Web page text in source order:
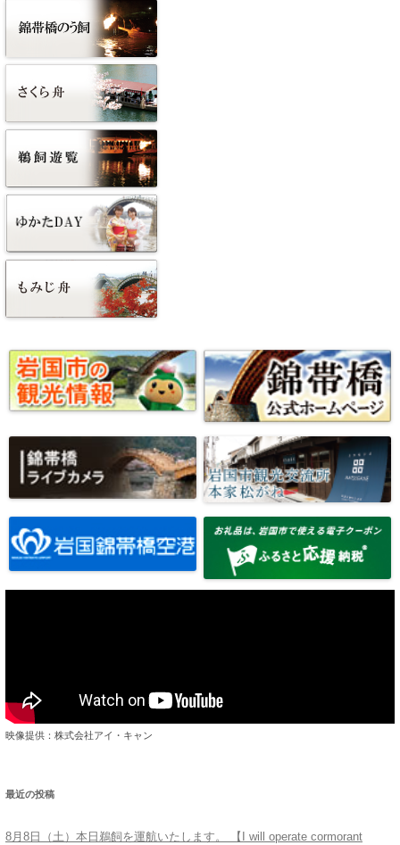
映像提供：株式会社アイ・キャン
最近の投稿
8月8日（土）本日鵜飼を運航いたします。 【I will operate cormorant